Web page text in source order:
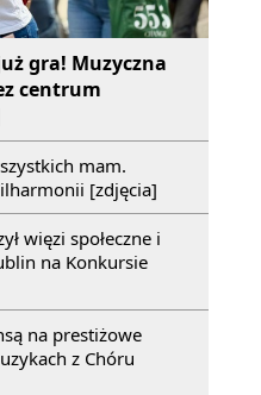
gra! Muzyczna
centrum
mam.
[zdjęcia]
więzi społeczne i
na Konkursie
na prestiżowe
z Chóru